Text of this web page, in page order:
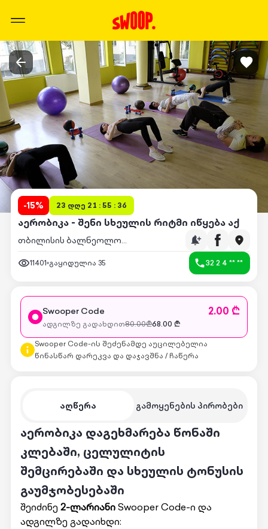
-15% 23 დღე 21 : 55 : 36
აერობიკა - შენი სხეულის რიტმი იწყება აქ
თბილისის ბალნეოლოგიური სპა კურორტი
11401 გაყიდულია 35 32 2 4 ** **
აღწერა გამოყენების პირობები
აერობიკა დაგეხმარება წონაში
კლებაში, ცელულიტის
შემცირებაში და სხეულის ტონუსის
გაუმჯობესებაში
შეიძინე2-ლარიანიSwooper Code-ი და
ადგილზე გადაიხდი:
Swooper Code 2.00 ₾
ადგილზე გადახდით80.00₾68.00 ₾
Swooper Code-ის შეძენამდე აუცილებელია
წინასწარ დარეკვა და დაჯავშნა / ჩაწერა